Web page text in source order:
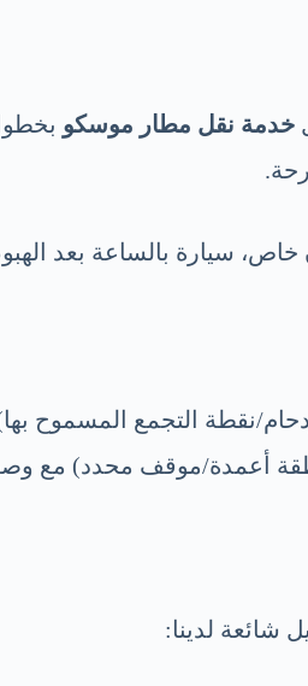
خدمة نقل مطار موسكو
سيارة بالساعة بعد
نقطة التجمع المسموح
أعمدة/موقف محدد) مع
شائعة لدينا: